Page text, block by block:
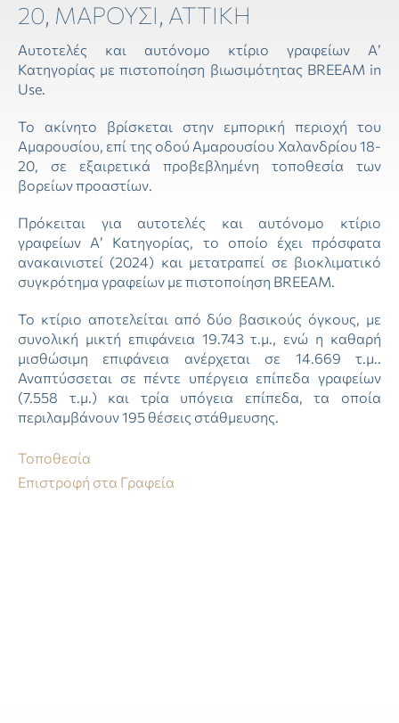
20, ΜΑΡΟΎΣΙ, ΑΤΤΙΚΉ
Αυτοτελές και αυτόνομο κτίριο γραφείων Α’
Κατηγορίας με πιστοποίηση βιωσιμότητας BREEAM in
Use.
Το ακίνητο βρίσκεται στην εμπορική περιοχή του
Αμαρουσίου, επί της οδού Αμαρουσίου Χαλανδρίου 18-
20, σε εξαιρετικά προβεβλημένη τοποθεσία των
βορείων προαστίων.
Πρόκειται για αυτοτελές και αυτόνομο κτίριο
γραφείων Α’ Κατηγορίας, το οποίο έχει πρόσφατα
ανακαινιστεί (2024) και μετατραπεί σε βιοκλιματικό
συγκρότημα γραφείων με πιστοποίηση BREEAM.
Το κτίριο αποτελείται από δύο βασικούς όγκους, με
συνολική μικτή επιφάνεια 19.743 τ.μ., ενώ η καθαρή
μισθώσιμη επιφάνεια ανέρχεται σε 14.669 τ.μ..
Αναπτύσσεται σε πέντε υπέργεια επίπεδα γραφείων
(7.558 τ.μ.) και τρία υπόγεια επίπεδα, τα οποία
περιλαμβάνουν 195 θέσεις στάθμευσης.
Τοποθεσία
Επιστροφή στα Γραφεία